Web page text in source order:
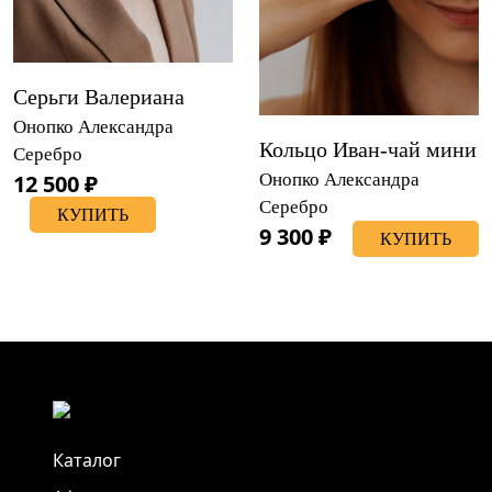
Серьги Валериана
Онопко Александра
Серебро
12 500 ₽
КУПИТЬ
Кольцо Иван-чай мини
Онопко Александра
Серебро
9 300 ₽ КУПИТЬ
Каталог